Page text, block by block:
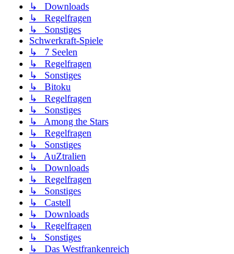
↳ Downloads
↳ Regelfragen
↳ Sonstiges
Schwerkraft-Spiele
↳ 7 Seelen
↳ Regelfragen
↳ Sonstiges
↳ Bitoku
↳ Regelfragen
↳ Sonstiges
↳ Among the Stars
↳ Regelfragen
↳ Sonstiges
↳ AuZtralien
↳ Downloads
↳ Regelfragen
↳ Sonstiges
↳ Castell
↳ Downloads
↳ Regelfragen
↳ Sonstiges
↳ Das Westfrankenreich